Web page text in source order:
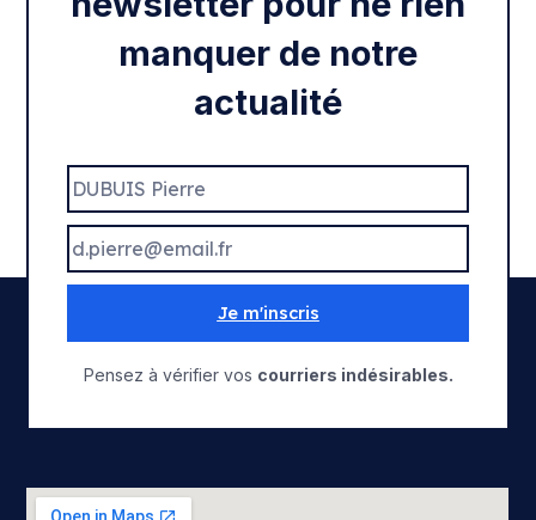
manquer de notre
actualité
Je m'inscris
Pensez à vérifier vos courriers indésirables.